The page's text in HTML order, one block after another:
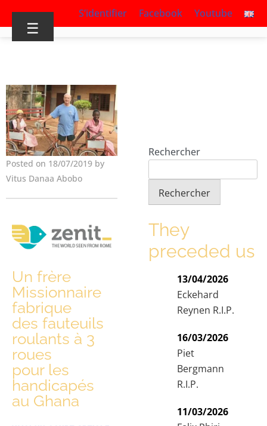
S’identifier Facebook Youtube
☰
Posted on 18/07/2019 by
Vitus Danaa Abobo
Un frère
Missionnaire
fabrique
des fauteuils
roulants à 3
roues
pour les
handicapés
au Ghana
Rechercher
Rechercher
They
preceded us
13/04/2026
Eckehard
Reynen R.I.P.
16/03/2026
Piet
Bergmann
R.I.P.
11/03/2026